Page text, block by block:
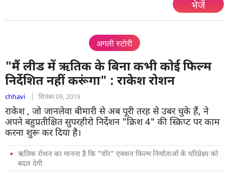
भेजें
अगली स्टोरी
"मैं लीड में ऋतिक के बिना कभी कोई फिल्म
निर्देशित नहीं करूंगा" : राकेश रोशन
chhavi | सितंबर 09, 2019
राकेश , जो जानलेवा बीमारी से अब पूरी तरह से उबर चुके हैं, ने
अपने बहुप्रतीक्षित सुपरहीरो निर्देशन "क्रिश 4" की स्क्रिप्ट पर काम
करना शुरू कर दिया है।
ऋतिक रोशन का मानना ​​है कि "वॉर" एक्शन फिल्म निर्माताओं के परिप्रेक्ष्य को
बदल देगी